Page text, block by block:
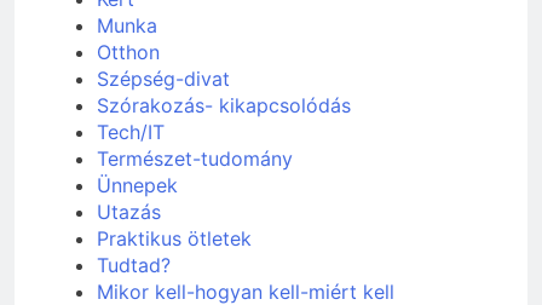
Munka
Otthon
Szépség-divat
Szórakozás- kikapcsolódás
Tech/IT
Természet-tudomány
Ünnepek
Utazás
Praktikus ötletek
Tudtad?
Mikor kell-hogyan kell-miért kell